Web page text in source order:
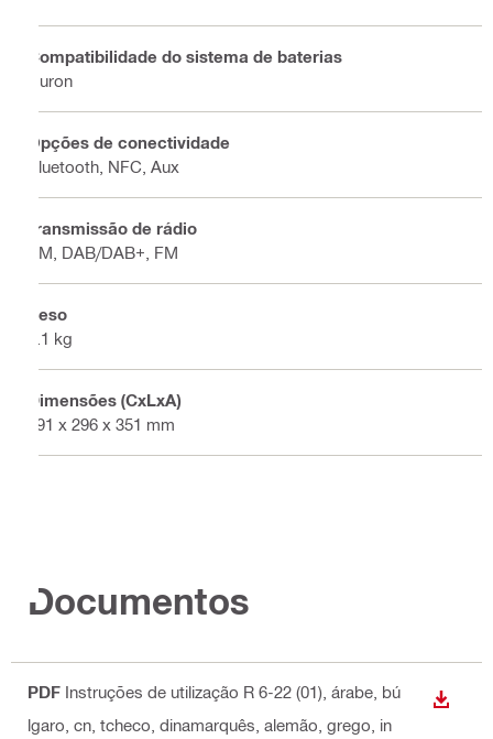
Compatibilidade do sistema de baterias
Nuron
Opções de conectividade
Bluetooth, NFC, Aux
Transmissão de rádio
AM, DAB/DAB+, FM
Peso
5.1 kg
Dimensões (CxLxA)
291 x 296 x 351 mm
Documentos
PDF Instruções de utilização R 6-22 (01) , árabe, bú
lgaro, cn, tcheco, dinamarquês, alemão, grego, in